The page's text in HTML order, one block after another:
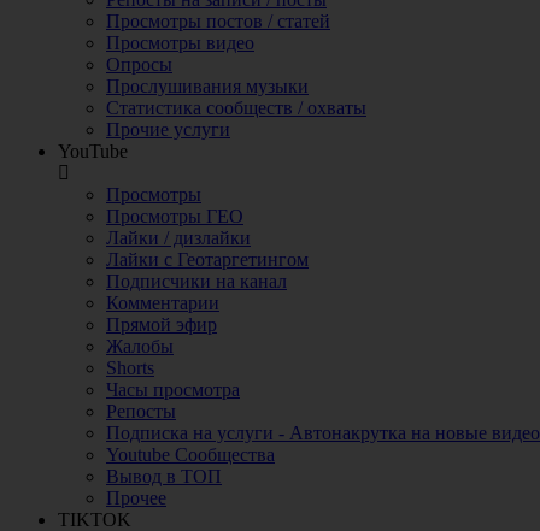
Просмотры постов / статей
Просмотры видео
Опросы
Прослушивания музыки
Статистика сообществ / охваты
Прочие услуги
YouTube
Просмотры
Просмотры ГЕО
Лайки / дизлайки
Лайки с Геотаргетингом
Подписчики на канал
Комментарии
Прямой эфир
Жалобы
Shorts
Часы просмотра
Репосты
Подписка на услуги - Автонакрутка на новые видео
Youtube Сообщества
Вывод в ТОП
Прочее
TIKTOK